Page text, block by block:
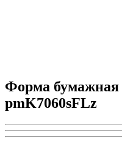
Форма
pmK7060sFLz